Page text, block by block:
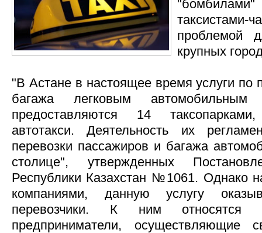
проблемой
крупных
"В Астане в настоящее время услуги по
багажа легковым автомобильным
предоставляются 14
автотакси. Деятельность их
перевозки пассажиров и багажа
столице", утвержденных
Республики Казахстан №1061. Однако
компаниями, данную услугу
перевозчики. К ним относятся
предприниматели, осуществляющие